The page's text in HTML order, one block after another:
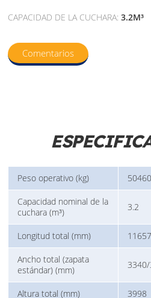
CAPACIDAD DE LA CUCHARA:3.2M³
Comentarios
Peso operativo (kg) 50460
Capacidad nominal de la
cuchara (m³)
3.2
Longitud total (mm) 11657
Ancho total (zapata
estándar) (mm)
Altura total (mm) 3998